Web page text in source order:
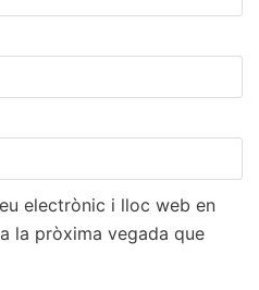
electrònic i lloc web en
la pròxima vegada que